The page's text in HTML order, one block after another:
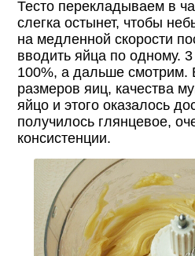
Тесто перекладываем в
слегка остынет, чтобы
на медленной скорости
вводить яйца по одному.
100%, а дальше смотрим.
размеров яиц, качества
яйцо и этого оказалось
получилось глянцевое,
консистенции.